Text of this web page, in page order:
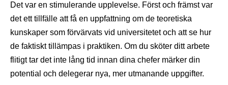
Det var en stimulerande upplevelse. Först och främst var
det ett tillfälle att få en uppfattning om de teoretiska
kunskaper som förvärvats vid universitetet och att se hur
de faktiskt tillämpas i praktiken. Om du sköter ditt arbete
flitigt tar det inte lång tid innan dina chefer märker din
potential och delegerar nya, mer utmanande uppgifter.